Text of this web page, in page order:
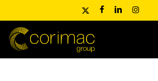
main
content
x-
facebooklinkedininstagram
Ricerca
prodotti